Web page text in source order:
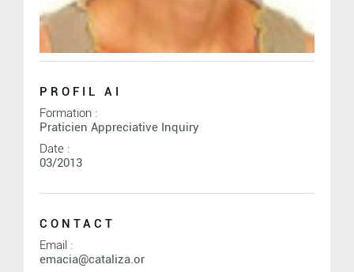
PROFIL AI
Formation :
Praticien Appreciative Inquiry
Date :
03/2013
CONTACT
Email :
emacia@cataliza.or